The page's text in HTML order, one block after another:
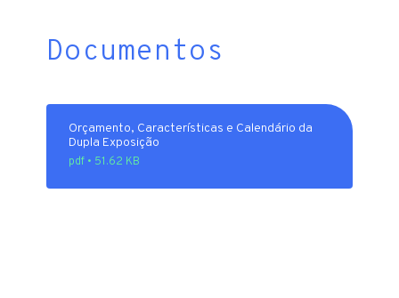
Documentos
Orçamento, Características e Calendário da
Dupla Exposição
pdf • 51.62 KB